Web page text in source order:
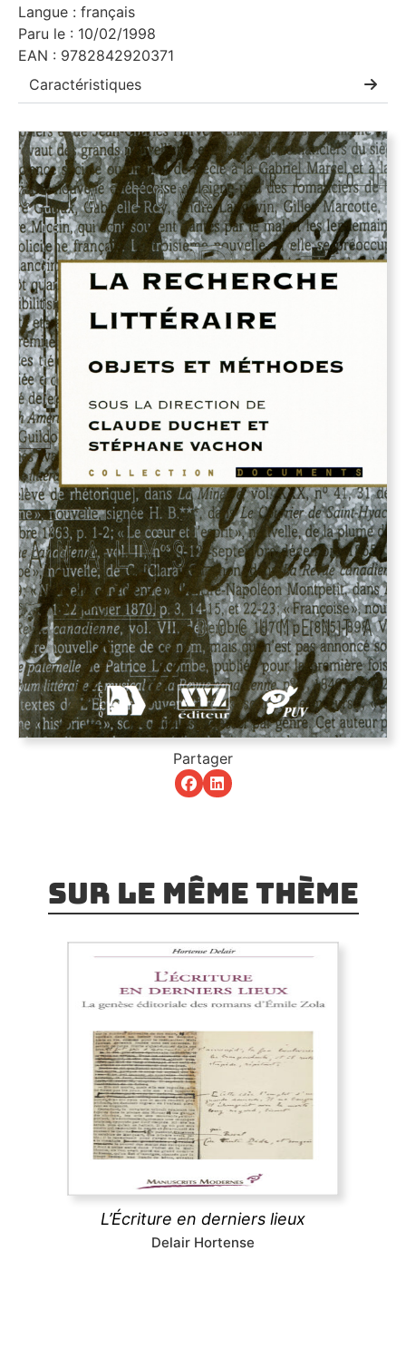
Partager
Langue : français
Paru le : 10/02/1998
EAN : 9782842920371
Caractéristiques
Sur le même thème
L’Écriture en derniers lieux
Delair Hortense
L’Écriture en derniers lieux
Pour certains auteurs, l’impression de l’ouvrage
relance l’écriture au lieu d’y mettre un terme. Cet
ouvrage réexamine l’histoire littéraire et les
Rougon-Macquartà la lumière des épreuves
typographiques, où Zola révise littéralement le
texte de chaque roman à la dernière minute.
découvrir